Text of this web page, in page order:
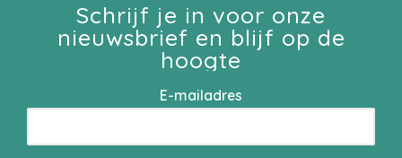
Schrijf je in voor onze
nieuwsbrief en blijf op de
hoogte
E-mailadres